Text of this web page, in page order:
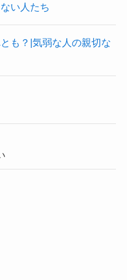
い人たち
も？|気弱な人の親切な